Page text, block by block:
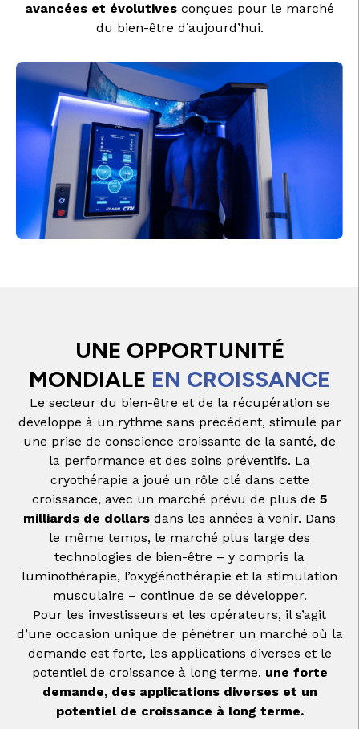
avancées et évolutives conçues pour le marché
du bien-être d’aujourd’hui.
UNE OPPORTUNITÉ
MONDIALE EN CROISSANCE
Le secteur du bien-être et de la récupération se
développe à un rythme sans précédent, stimulé par
une prise de conscience croissante de la santé, de
la performance et des soins préventifs. La
cryothérapie a joué un rôle clé dans cette
croissance, avec un marché prévu de plus de 5
milliards de dollars dans les années à venir. Dans
le même temps, le marché plus large des
technologies de bien-être – y compris la
luminothérapie, l’oxygénothérapie et la stimulation
musculaire – continue de se développer.
Pour les investisseurs et les opérateurs, il s’agit
d’une occasion unique de pénétrer un marché où la
demande est forte, les applications diverses et le
potentiel de croissance à long terme. une forte
demande, des applications diverses et un
potentiel de croissance à long terme.